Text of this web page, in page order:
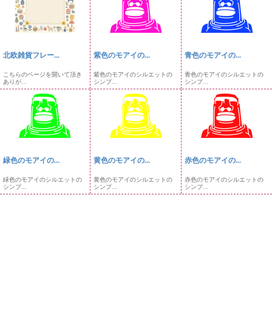
北欧雑貨フレー...
こちらのページを開いて頂き
ありが...
紫色のモアイの...
紫色のモアイのシルエットの
シンプ...
青色のモアイの...
青色のモアイのシルエットの
シンプ...
緑色のモアイの...
緑色のモアイのシルエットの
シンプ...
黄色のモアイの...
黄色のモアイのシルエットの
シンプ...
赤色のモアイの...
赤色のモアイのシルエットの
シンプ...